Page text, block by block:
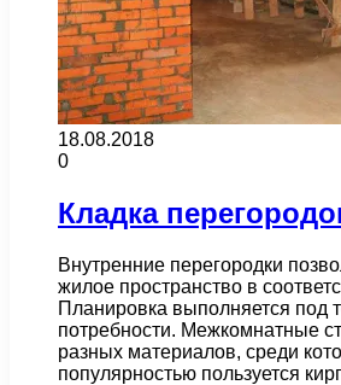
18.08.2018
0
Кладка
Внутренние перегородки
жилое пространство в
Планировка выполняется под
потребности. Межкомнатные
разных материалов, среди
популярностью пользуется